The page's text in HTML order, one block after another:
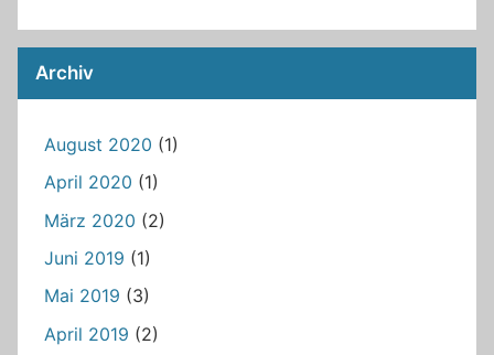
Archiv
August 2020 (1)
April 2020 (1)
März 2020 (2)
Juni 2019 (1)
Mai 2019 (3)
April 2019 (2)